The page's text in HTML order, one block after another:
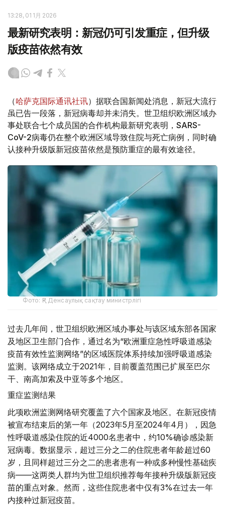
13:28, 01 1月 2026
最新研究表明：新冠仍可引发重症，但升级
版疫苗依然有效
（哈萨克国际通讯社讯）据联合国新闻处消息，新冠大流行
虽已告一段落，新冠病毒却并未消失。世卫组织欧洲区域办
事处联合七个成员国的合作机构最新研究表明，SARS-
CoV-2病毒仍在整个欧洲区域导致住院与死亡病例，同时确
认接种升级版新冠疫苗依然是预防重症的最有效途径。
Фото: ҚР Денсаулық сақтау министрлігі
过去几年间，世卫组织欧洲区域办事处与该区域东部各国家
及地区卫生部门合作，通过名为“欧洲重症急性呼吸道感染
疫苗有效性监测网络”的区域医院体系持续加强呼吸道感染
监测。该网络成立于2021年，目前覆盖范围已扩展至巴尔
干、南高加索及中亚等多个地区。
重症监测结果
此项欧洲监测网络研究覆盖了六个国家及地区。在新冠疫情
被宣布结束后的第一年（2023年5月至2024年4月），因急
性呼吸道感染住院的近4000名患者中，约10%确诊感染新
冠病毒。数据显示，超过三分之二的住院患者年龄超过60
岁，且同样超过三分之二的患者患有一种或多种慢性基础疾
病——这两类人群均为世卫组织推荐每年接种升级版新冠疫
苗的重点对象。然而，这些住院患者中仅有3%在过去一年
内接种过新冠疫苗。